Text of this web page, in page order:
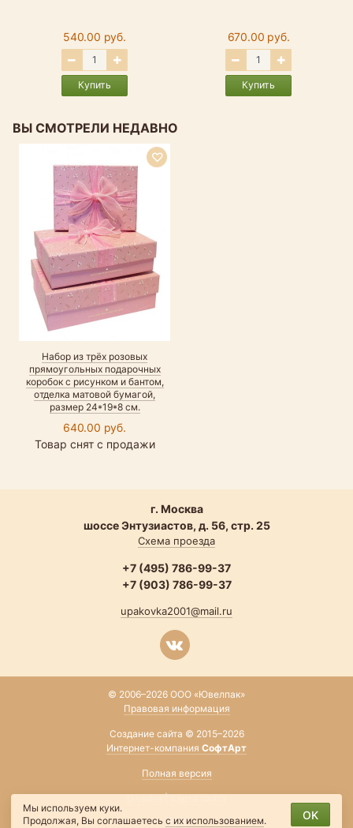
540.00 руб.
Купить
670.00 руб.
Купить
ВЫ СМОТРЕЛИ НЕДАВНО
Набор из трёх розовых
прямоугольных подарочных
коробок с рисунком и бантом,
отделка матовой бумагой,
размер 24*19*8 см.
640.00 руб.
Товар снят с продажи
г. Москва
шоссе Энтузиастов, д. 56, стр. 25
Схема проезда
+7 (495) 786-99-37
+7 (903) 786-99-37
upakovka2001@mail.ru
© 2006–2026 ООО «Ювелпак»
Правовая информация
Создание сайта © 2015–2026
Интернет-компания СофтАрт
Полная версия
О сайте|Карта сайта
Мы используем куки.
Продолжая, Вы соглашаетесь с их использованием. OK